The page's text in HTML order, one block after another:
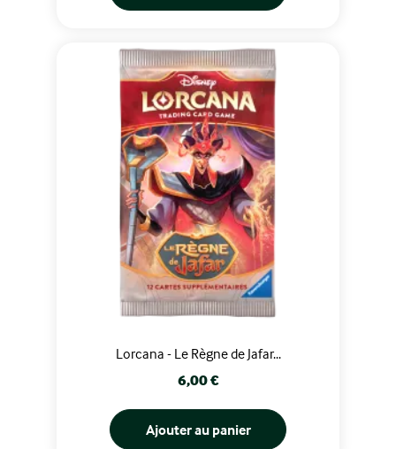
Lorcana - Le Règne de Jafar...
Prix
6,00 €
Ajouter au panier